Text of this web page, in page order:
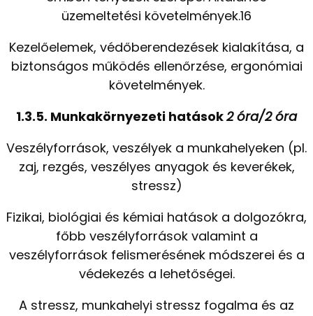
üzemeltetési követelmények.16
Kezelőelemek, védőberendezések kialakítása, a
biztonságos működés ellenőrzése, ergonómiai
követelmények.
1.3.5. Munkakörnyezeti hatások2 óra/2 óra
Veszélyforrások, veszélyek a munkahelyeken (pl.
zaj, rezgés, veszélyes anyagok és keverékek,
stressz)
Fizikai, biológiai és kémiai hatások a dolgozókra,
főbb veszélyforrások valamint a
veszélyforrások felismerésének módszerei és a
védekezés a lehetőségei.
A stressz, munkahelyi stressz fogalma és az